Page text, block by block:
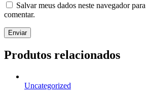
Salvar meus dados neste navegador
comentar.
Produtos relacionados
Uncategorized